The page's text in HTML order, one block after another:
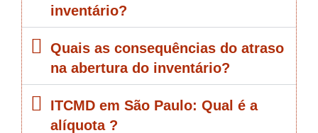
inventário?
Quais as consequências do atraso
na abertura do inventário?
ITCMD em São Paulo: Qual é a
alíquota ?